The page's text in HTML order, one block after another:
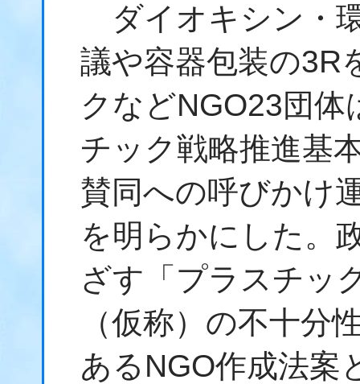
ダイオキシン・
議や容器包装の3R
クなどNGO23団
チック戦略推進基
賛同への呼びかけ
を明らかにした。
ざす「プラスチッ
（仮称）の不十分
あるNGO作成法案